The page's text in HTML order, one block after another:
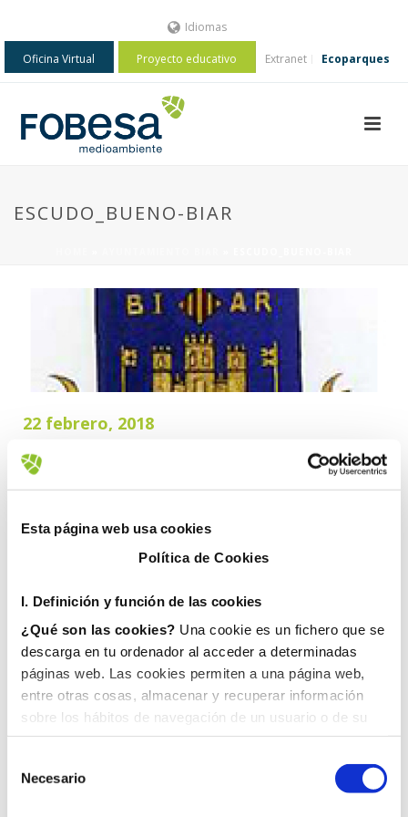
Esta página web usa cookies
Política de Cookies
I. Definición y función de las cookies
¿Qué son las cookies? Una cookie es un fichero que se
descarga en tu ordenador al acceder a determinadas
páginas web. Las cookies permiten a una página web,
entre otras cosas, almacenar y recuperar información
sobre los hábitos de navegación de un usuario o de su
equipo y, dependiendo de la información que contengan y
de la forma en que utilice su equipo, pueden utilizarse
para reconocer al usuario.
Necesario
Idiomas
Oficina Virtual Proyecto educativo Extranet Ecoparques
ESCUDO_BUENO-BIAR
22 febrero, 2018